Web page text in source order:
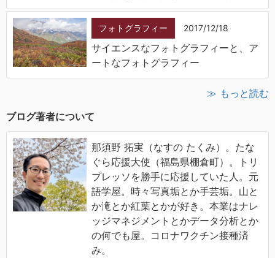
フォトグラフィー 2017/12/18
サイエンスなフォトグラフィーと、ア
ートなフォトグラフィー
≫ もっと読む
ブログ著者について
那須野 拓実（なすの たくみ）。たな
ぐら応援大使（福島県棚倉町）。トリ
プレッソを勝手に応援していた人。元
語学屋。時々写真垢とか手芸垢。山と
か滝とか紅葉とかが好き。本業はナレ
ッジマネジメントとかデータ分析とか
の何でも屋。コロナワクチン接種済
み。